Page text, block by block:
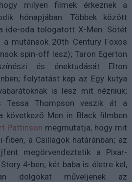
milyen filmek érkeznek a
hónapjában. Többek között
ide-oda tologatott X-Men: Sötét
a mutánsok 20th Century Foxos
spin-off lesz); Taron Egerton
és énektudását Elton
folytatást kap az Egy kutya
is lesz mit nézniük;
Tessa Thompson veszik át a
következő Men in Black filmben
Pattinson megmutatja, hogy mit
fiben, a Csillagok határánban; az
megörvendeztetik a Pixar-
4-ben; két baba is életre kel,
dolgokat műveljenek az